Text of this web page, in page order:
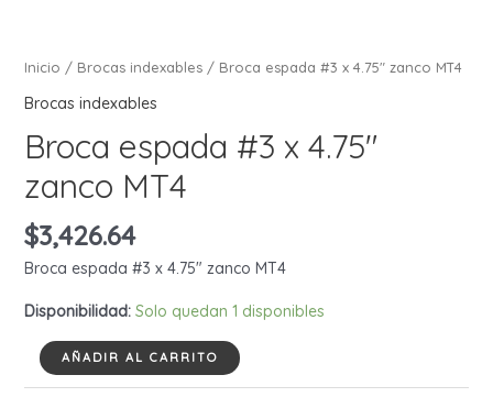
Inicio / Brocas indexables/ Broca espada #3 x 4.75″ zanco MT4
Brocas indexables
Broca espada #3 x 4.75″
zanco MT4
$3,426.64
Broca espada #3 x 4.75″ zanco MT4
Disponibilidad: Solo quedan 1 disponibles
Broca
espada
AÑADIR AL CARRITO